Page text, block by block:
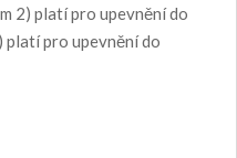
2) platí pro upevnění do
platí pro upevnění do